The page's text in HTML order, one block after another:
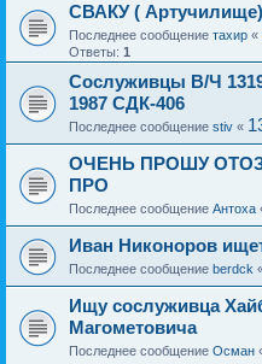
СВАКУ (
Последнее сообщение тахир «
Ответы: 1
Сослуживцы В/Ч
1987 СДК-406
Последнее сообщение stiv «
ОЧЕНЬ ПРОШУ
ПРО
Последнее сообщение Антоха
Иван Никоноров
Последнее сообщение berdck
Ищу сослуживца
Магометовича
Последнее сообщение Осман